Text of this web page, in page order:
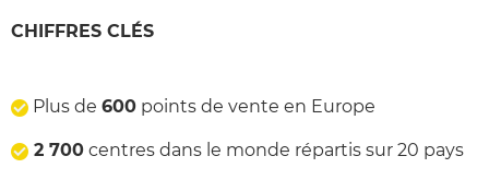
CHIFFRES CLÉS
Plus de 600 points de vente en Europe
2 700 centres dans le monde répartis sur 20 pays